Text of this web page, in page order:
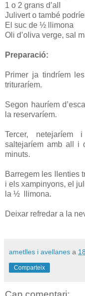
1 o 2 grans d’all
Julivert o també
El suc de ½ llimona
Oli d’oliva verge, sal
Preparació:
Primer ja tindríem
trituraríem.
Segon hauríem
la reservaríem.
Tercer,
saltejaríem amb all i
minuts.
Barregem les llenties
i els xampinyons, el
la ½
llimona.
Deixar refredar a la
ametlles i avellanes a
Comparteix